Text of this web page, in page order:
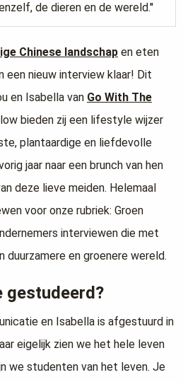
de dieren en de wereld.''
Chinese landschap en eten
een nieuw interview klaar! Dit
en Isabella van Go With The
bieden zij een lifestyle wijzer
plantaardige en liefdevolle
jaar naar een brunch van hen
deze lieve meiden. Helemaal
voor onze rubriek: Groen
interviewen die met
duurzamere en groenere wereld.
gestudeerd?
en Isabella is afgestuurd in
eigelijk zien we het hele leven
we studenten van het leven. Je